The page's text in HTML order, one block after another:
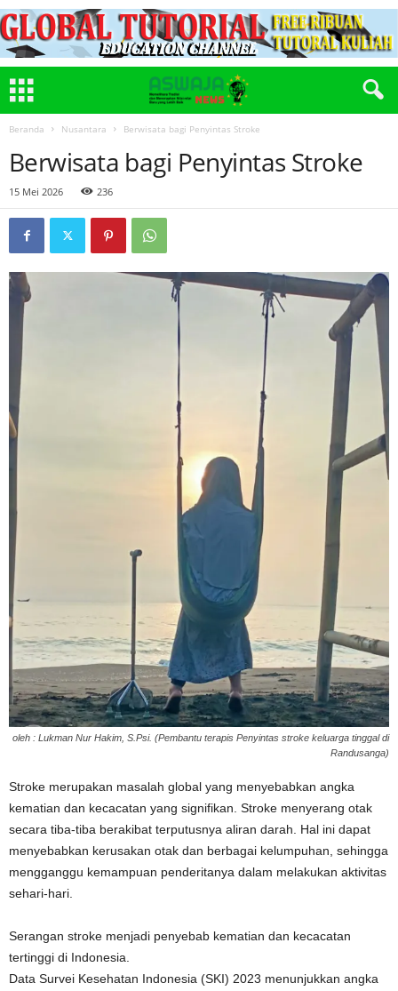
Beranda Nusantara Berwisata bagi Penyintas Stroke
Berwisata bagi Penyintas Stroke
15 Mei 2026 236
oleh : Lukman Nur Hakim, S.Psi. (Pembantu terapis Penyintas stroke keluarga tinggal di
Randusanga)
Stroke merupakan masalah global yang menyebabkan angka
kematian dan kecacatan yang signifikan. Stroke menyerang otak
secara tiba-tiba berakibat terputusnya aliran darah. Hal ini dapat
menyebabkan kerusakan otak dan berbagai kelumpuhan, sehingga
mengganggu kemampuan penderitanya dalam melakukan aktivitas
sehari-hari.
Serangan stroke menjadi penyebab kematian dan kecacatan
tertinggi di Indonesia.
Data Survei Kesehatan Indonesia (SKI) 2023 menunjukkan angka